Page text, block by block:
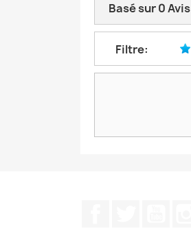
Basé sur0Avis
Filtre: